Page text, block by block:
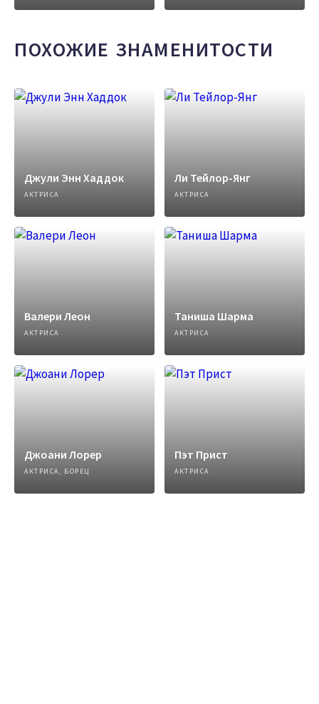
ПОХОЖИЕ ЗНАМЕНИТОСТИ
Джули Энн Хаддок
АКТРИСА
Ли Тейлор-Янг
АКТРИСА
Валери Леон
АКТРИСА
Таниша Шарма
АКТРИСА
Джоани Лорер
АКТРИСА, БОРЕЦ
Пэт Прист
АКТРИСА